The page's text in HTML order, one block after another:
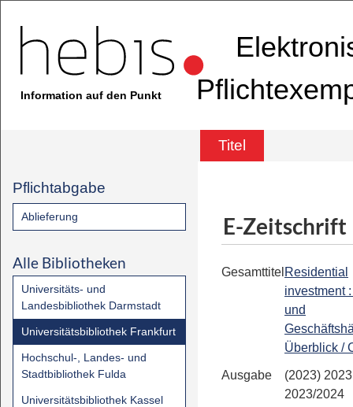
Information auf den Punkt
Titel
Pflichtabgabe
Ablieferung
Alle Bibliotheken
Universitäts- und
Landesbibliothek Darmstadt
Universitätsbibliothek Frankfurt
Hochschul-, Landes- und
Stadtbibliothek Fulda
Universitätsbibliothek Kassel
E-Zeitschrift
Gesamttitel Residential
investment
und
Überblick /
Ausgabe
(2023)
2023/2024